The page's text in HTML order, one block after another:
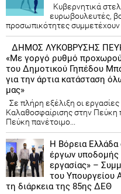
Κυβερνητικά
ευρωβουλευτές,
προσωπικότητες συμμετέχουν
ΔΗΜΟΣ ΛΥΚΟΒΡΥΣΗΣ
«Με γοργό ρυθμό
του Δημοτικού Γηπέδου
για την άρτια κατάσταση
μας»
Σε πλήρη εξέλιξη οι
Καλαθοσφαίρισης στην Πεύκη
Πεύκη πανέτοιμο...
Η Βόρεια
έργων υποδομής
εργασίας» –
του Υπουργείου
τη διάρκεια της 85ης ΔΕΘ